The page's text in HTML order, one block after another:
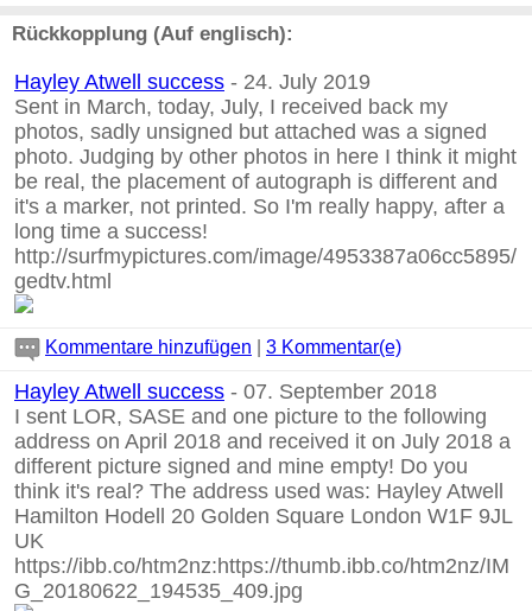
Rückkopplung (Auf englisch):
Hayley Atwell success - 24. July 2019
Sent in March, today, July, I received back my
photos, sadly unsigned but attached was a signed
photo. Judging by other photos in here I think it might
be real, the placement of autograph is different and
it's a marker, not printed. So I'm really happy, after a
long time a success!
http://surfmypictures.com/image/4953387a06cc5895/
gedtv.html
Kommentare hinzufügen 3 Kommentar(e)
Hayley Atwell success - 07. September 2018
I sent LOR, SASE and one picture to the following
address on April 2018 and received it on July 2018 a
different picture signed and mine empty! Do you
think it's real? The address used was: Hayley Atwell
Hamilton Hodell 20 Golden Square London W1F 9JL
UK
https://ibb.co/htm2nz:https://thumb.ibb.co/htm2nz/IM
G_20180622_194535_409.jpg